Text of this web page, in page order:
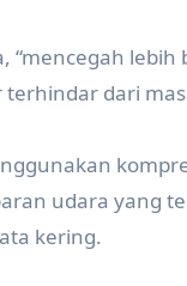
lebih
dari
udara yang
kering.